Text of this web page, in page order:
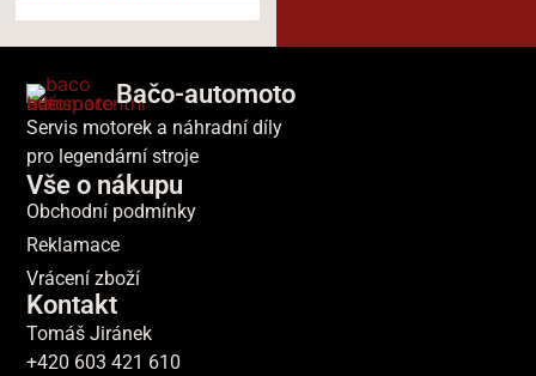
Bačo-automoto
Servis motorek a náhradní díly
pro legendární stroje
Vše o nákupu
Obchodní podmínky
Reklamace
Vrácení zboží
Kontakt
Tomáš Jiránek
+420 603 421 610